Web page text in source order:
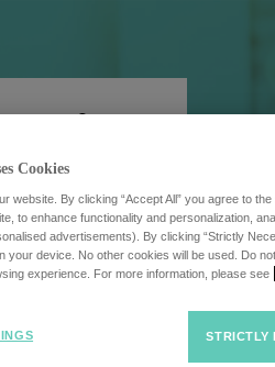
de
Cookies
website. By clicking “Accept All” you agree to
to enhance functionality and personalization,
advertisements). By clicking “Strictly
your device. No other cookies will be used. Do
experience. For more information, please see
STRICTLY